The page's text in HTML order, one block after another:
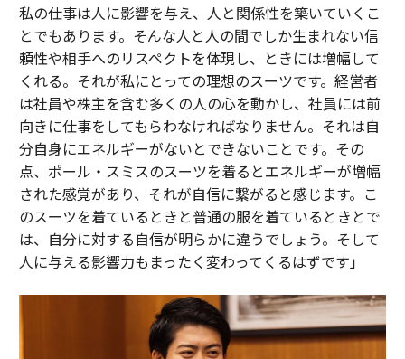
私の仕事は人に影響を与え、人と関係性を築いていくこ
とでもあります。そんな人と人の間でしか生まれない信
頼性や相手へのリスペクトを体現し、ときには増幅して
くれる。それが私にとっての理想のスーツです。経営者
は社員や株主を含む多くの人の心を動かし、社員には前
向きに仕事をしてもらわなければなりません。それは自
分自身にエネルギーがないとできないことです。その
点、ポール・スミスのスーツを着るとエネルギーが増幅
された感覚があり、それが自信に繋がると感じます。こ
のスーツを着ているときと普通の服を着ているときとで
は、自分に対する自信が明らかに違うでしょう。そして
人に与える影響力もまったく変わってくるはずです」